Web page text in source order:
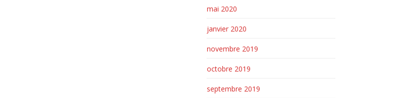
mai 2020
janvier 2020
novembre 2019
octobre 2019
septembre 2019